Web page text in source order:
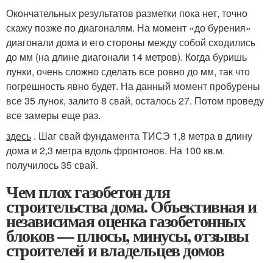
Окончательных результатов разметки пока нет, точно
скажу позже по диагоналям. На момент «до бурения»
диагонали дома и его стороны между собой сходились
до мм (на длине диагонали 14 метров). Когда буришь
лунки, очень сложно сделать все ровно до мм, так что
погрешность явно будет. На данный момент пробурены
все 35 лунок, залито 8 свай, осталось 27. Потом проведу
все замеры еще раз.
здесь . Шаг свай фундамента ТИСЭ 1,8 метра в длину
дома и 2,3 метра вдоль фронтонов. На 100 кв.м.
получилось 35 свай.
Чем плох газобетон для
строительства дома. Объективная и
независимая оценка газобетонных
блоков — плюсы, минусы, отзывы
строителей и владельцев домов